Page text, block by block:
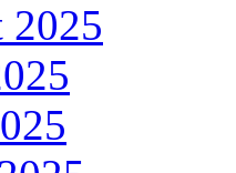
2025